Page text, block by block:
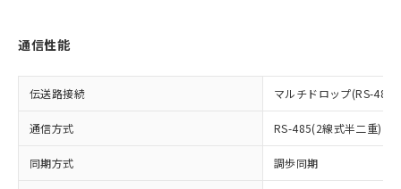
通信性能
伝送路接続 マルチドロップ(RS-485)
通信方式 RS-485(2線式半二重)
同期方式 調歩同期
の「1.共同利
用者の範囲」に記載されている法人を
EU RoHS指令（10物質）の非含有証明書
51物質の非含有証明書（当社基準）
※本証明書は発行日時点で非含有を証明す
るもので、過去に遡って非含有を証明する
また、RoHS指令のフタル酸エステル類４